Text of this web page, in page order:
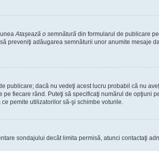
Ataşează o semnătură din formularul de publicare
preveniţi adăugarea semnăturii unor anumite mesaje
publicare; dacă nu vedeţi acest lucru probabil că nu
fiecare rând. Puteţi să specificaţi numărul de opţiuni
pemite utilizatorilor să-şi schimbe voturile.
sondajului decât limita permisă, atunci contactaţi